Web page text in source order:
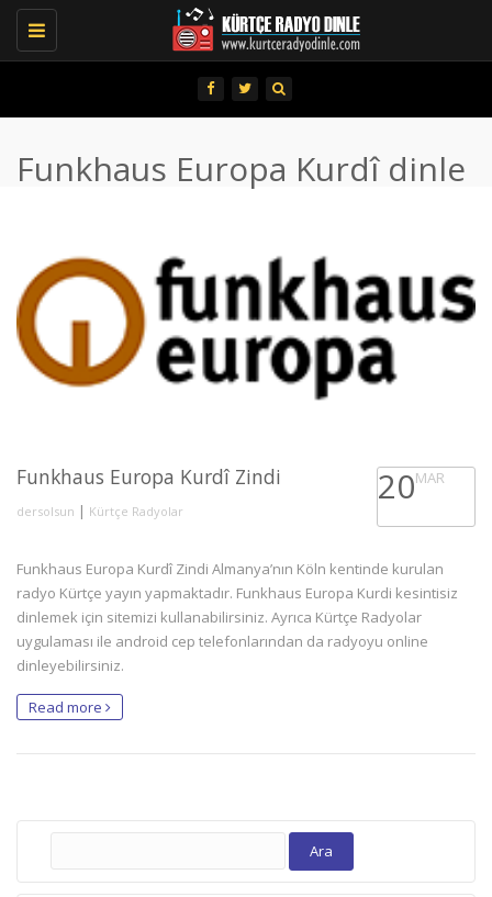
Toggle
navigation
Funkhaus Europa Kurdî dinle
Funkhaus Europa Kurdî Zindi
dersolsun | Kürtçe Radyolar
20MAR
Funkhaus Europa Kurdî Zindi Almanya’nın Köln kentinde kurulan
radyo Kürtçe yayın yapmaktadır. Funkhaus Europa Kurdi kesintisiz
dinlemek için sitemizi kullanabilirsiniz. Ayrıca Kürtçe Radyolar
uygulaması ile android cep telefonlarından da radyoyu online
dinleyebilirsiniz.
Read more
Arama: